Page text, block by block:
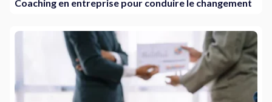
Coaching en entreprise pour conduire le changement